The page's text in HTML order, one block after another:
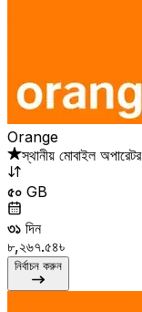
Orange
স্থানীয় মোবাইল অপারেটর
৫০ GB
৩১ দিন
৮,২৬৭.৫৪৳
নির্বাচন করুন